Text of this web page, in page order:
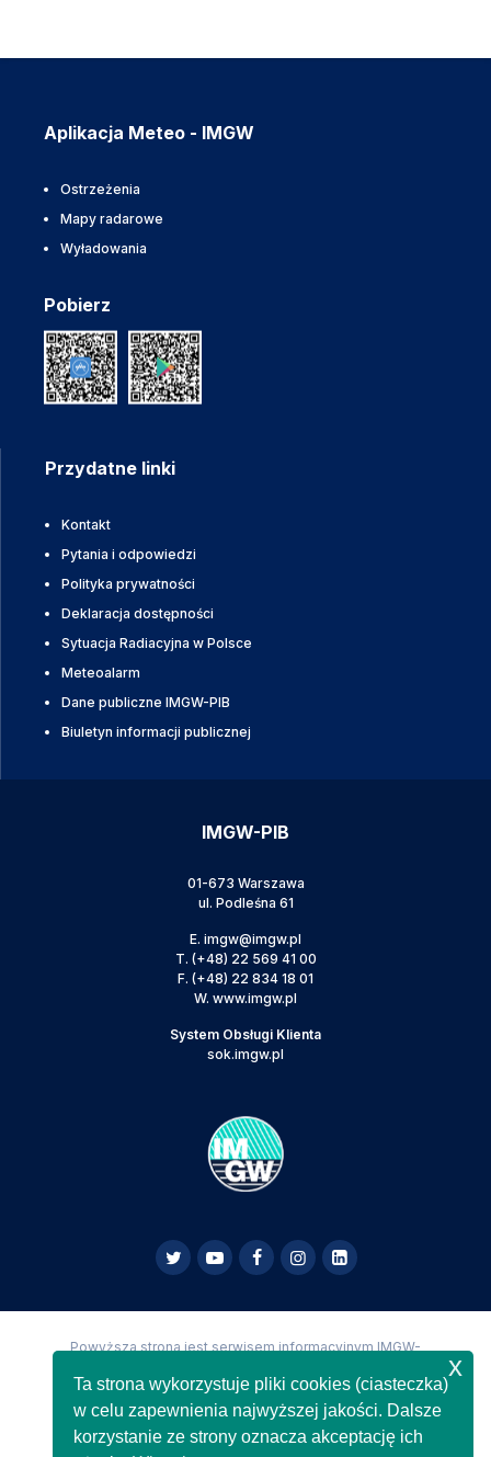
Aplikacja Meteo - IMGW
Ostrzeżenia
Mapy radarowe
Wyładowania
Pobierz
Przydatne linki
Kontakt
Pytania i odpowiedzi
Polityka prywatności
Deklaracja dostępności
Sytuacja Radiacyjna w Polsce
Meteoalarm
Dane publiczne IMGW-PIB
Biuletyn informacji publicznej
IMGW-PIB
01-673 Warszawa
ul. Podleśna 61
E. imgw@imgw.pl
T. (+48) 22 569 41 00
F. (+48) 22 834 18 01
W. www.imgw.pl
System Obsługi Klienta
sok.imgw.pl
Powyższa strona jest serwisem informacyjnym IMGW-
Copyright IMGW-PIB Wszelkie prawa zastrzeżone
Ta strona wykorzystuje pliki cookies (ciasteczka)
w celu zapewnienia najwyższej jakości. Dalsze
korzystanie ze strony oznacza akceptację ich
x